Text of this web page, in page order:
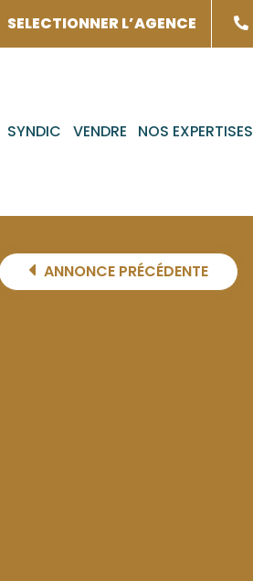
SELECTIONNER L’AGENCE
SYNDIC VENDRE NOS EXPERTISES
ANNONCE PRÉCÉDENTE